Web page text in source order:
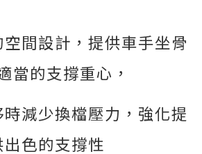
間設計，提供車手坐骨
當的支撐重心，
減少換檔壓力，強化提
出色的支撐性